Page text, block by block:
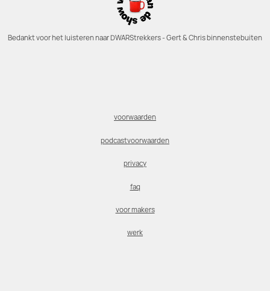
Bedankt voor het luisteren naar DWARStrekkers - Gert & Chris binnenstebuiten
voorwaarden
podcastvoorwaarden
privacy
faq
voor makers
werk